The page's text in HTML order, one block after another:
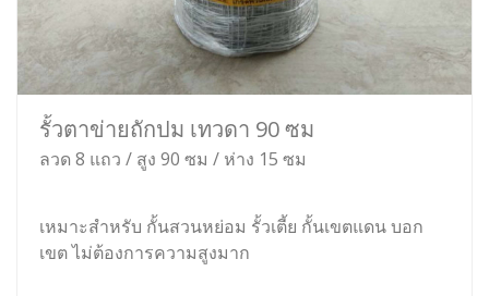
รั้วตาข่ายถักปม เทวดา 90 ซม
ลวด 8 แถว / สูง 90 ซม / ห่าง 15 ซม
เหมาะสำหรับ กั้นสวนหย่อม รั้วเตี้ย กั้นเขตแดน บอก
เขต ไม่ต้องการความสูงมาก